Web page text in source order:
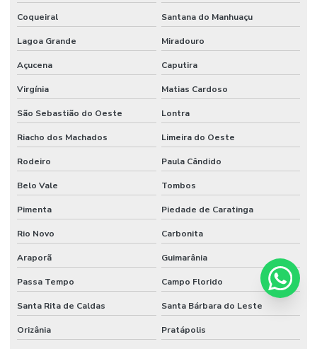
Coqueiral Santana do Manhuaçu
Lagoa Grande Miradouro
Açucena Caputira
Virgínia Matias Cardoso
São Sebastião do Oeste Lontra
Riacho dos Machados Limeira do Oeste
Rodeiro Paula Cândido
Belo Vale Tombos
Pimenta Piedade de Caratinga
Rio Novo Carbonita
Araporã Guimarânia
Passa Tempo Campo Florido
Santa Rita de Caldas Santa Bárbara do Leste
Orizânia Pratápolis